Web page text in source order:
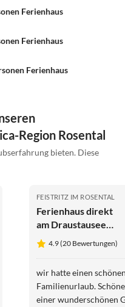
Ferienhaus
Ferienhaus
Ferienhaus
Region Rosental
bieten. Diese
FEISTRITZ IM ROSENTAL
Ferienhaus direkt
am Draustausee
gelegen
4.9 (20 Bewertungen)
wir hatte einen
Familienurlaub.
einer wunderschönen